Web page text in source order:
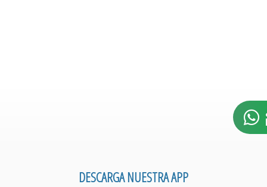
DESCARGA NUESTRA APP